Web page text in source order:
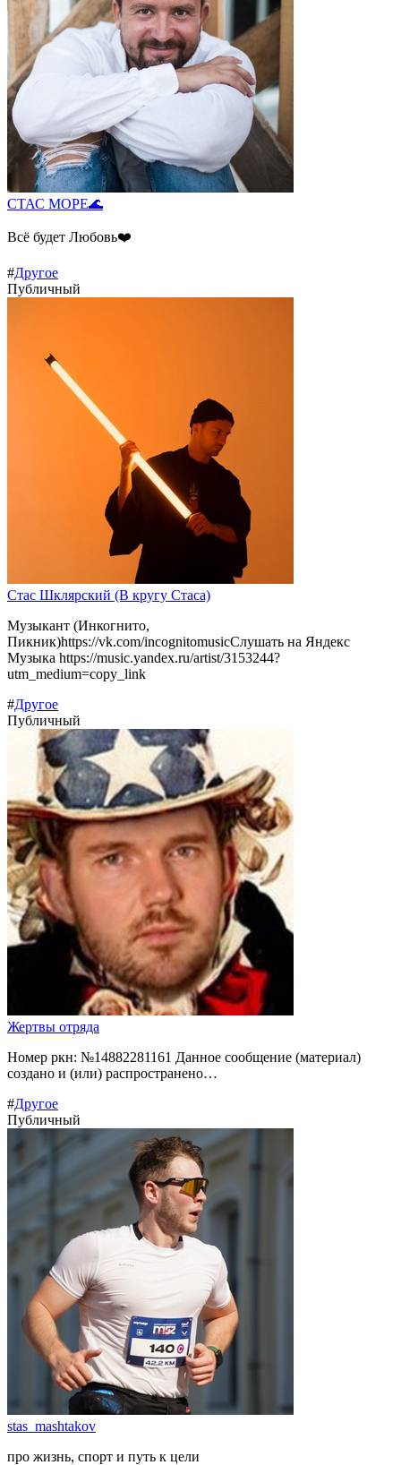
СТАС МОРЕ🌊
Всё будет Любовь❤️
#Другое
Публичный
Стас Шклярский (В кругу Стаса)
Музыкант (Инкогнито,
Пикник)https://vk.com/incognitomusicСлушать на Яндекс
Музыка https://music.yandex.ru/artist/3153244?
utm_medium=copy_link
#Другое
Публичный
Жертвы отряда
Номер ркн: №14882281161 Данное сообщение (материал)
создано и (или) распространено…
#Другое
Публичный
stas_mashtakov
про жизнь, спорт и путь к цели